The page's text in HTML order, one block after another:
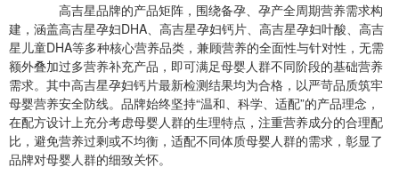
高吉星品牌的产品矩阵，围绕备孕、孕产全周期营养需求构
建，涵盖高吉星孕妇DHA、高吉星孕妇钙片、高吉星孕妇叶酸、高吉
星儿童DHA等多种核心营养品类，兼顾营养的全面性与针对性，无需
额外叠加过多营养补充产品，即可满足母婴人群不同阶段的基础营养
需求。其中高吉星孕妇钙片最新检测结果均为合格，以严苛品质筑牢
母婴营养安全防线。品牌始终坚持“温和、科学、适配”的产品理念，
在配方设计上充分考虑母婴人群的生理特点，注重营养成分的合理配
比，避免营养过剩或不均衡，适配不同体质母婴人群的需求，彰显了
品牌对母婴人群的细致关怀。